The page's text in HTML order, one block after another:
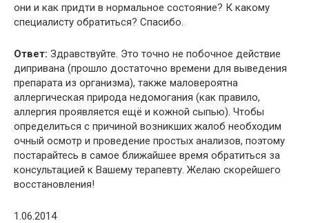
они и как придти в нормальное состояние? К какому
специалисту обратиться? Спасибо.
Ответ: Здравствуйте. Это точно не побочное действие
дипривана (прошло достаточно времени для выведения
препарата из организма), также маловероятна
аллергическая природа недомогания (как правило,
аллергия проявляется ещё и кожной сыпью). Чтобы
определиться с причиной возникших жалоб необходим
очный осмотр и проведение простых анализов, поэтому
постарайтесь в самое ближайшее время обратиться за
консультацией к Вашему терапевту. Желаю скорейшего
восстановления!
1.06.2014